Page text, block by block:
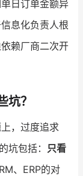
日订单金额异
息化负责人根
赖厂商二次开
坑？
，过度追求
坑包括： 只看
、ERP的对